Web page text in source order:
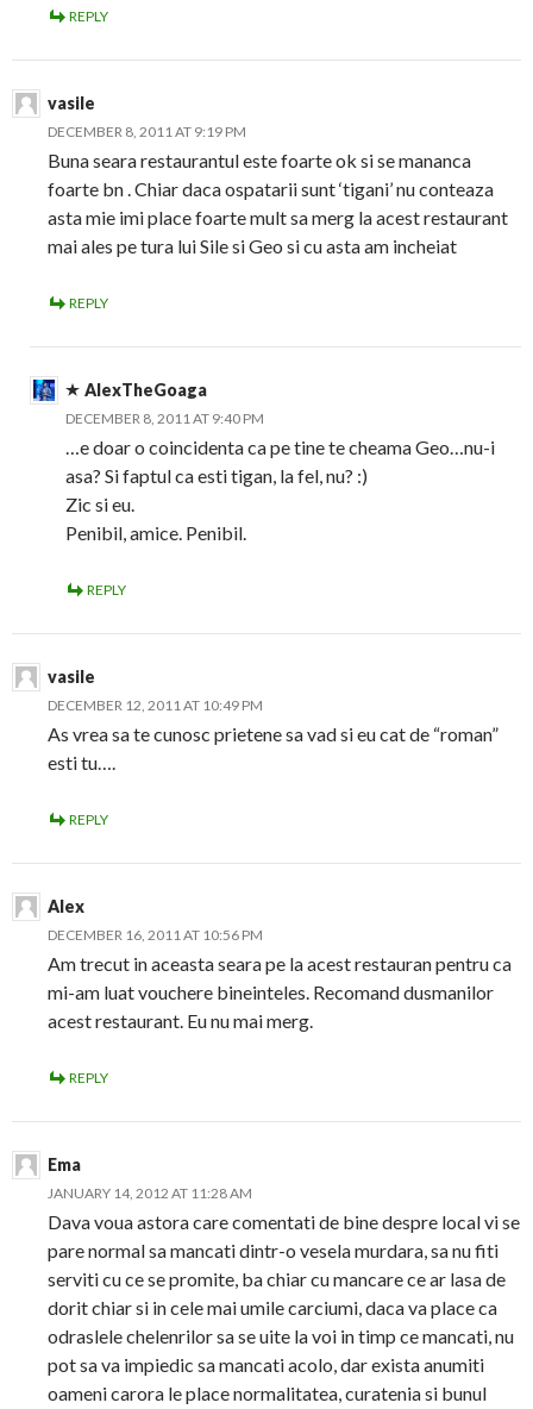
REPLY
vasile
DECEMBER 8, 2011 AT 9:19 PM
Buna seara restaurantul este foarte ok si se mananca
foarte bn . Chiar daca ospatarii sunt ‘tigani’ nu conteaza
asta mie imi place foarte mult sa merg la acest restaurant
mai ales pe tura lui Sile si Geo si cu asta am incheiat
REPLY
AlexTheGoaga
DECEMBER 8, 2011 AT 9:40 PM
…e doar o coincidenta ca pe tine te cheama Geo…nu-i
asa? Si faptul ca esti tigan, la fel, nu? :)
Zic si eu.
Penibil, amice. Penibil.
REPLY
vasile
DECEMBER 12, 2011 AT 10:49 PM
As vrea sa te cunosc prietene sa vad si eu cat de “roman”
esti tu….
REPLY
Alex
DECEMBER 16, 2011 AT 10:56 PM
Am trecut in aceasta seara pe la acest restauran pentru ca
mi-am luat vouchere bineinteles. Recomand dusmanilor
acest restaurant. Eu nu mai merg.
REPLY
Ema
JANUARY 14, 2012 AT 11:28 AM
Dava voua astora care comentati de bine despre local vi se
pare normal sa mancati dintr-o vesela murdara, sa nu fiti
serviti cu ce se promite, ba chiar cu mancare ce ar lasa de
dorit chiar si in cele mai umile carciumi, daca va place ca
odraslele chelenrilor sa se uite la voi in timp ce mancati, nu
pot sa va impiedic sa mancati acolo, dar exista anumiti
oameni carora le place normalitatea, curatenia si bunul